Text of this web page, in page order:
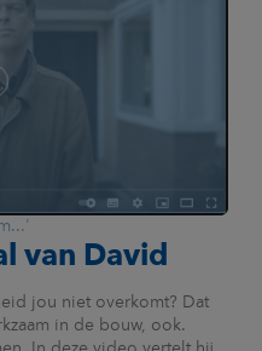
van David
jou niet overkomt? Dat
in de bouw, ook.